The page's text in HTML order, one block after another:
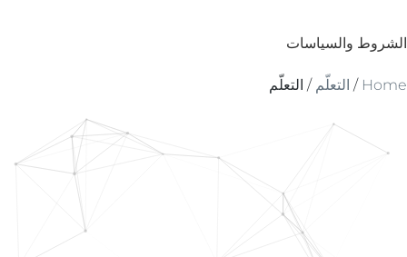
الشروط والسياسات
Home
/ التعلّم / التعلّم